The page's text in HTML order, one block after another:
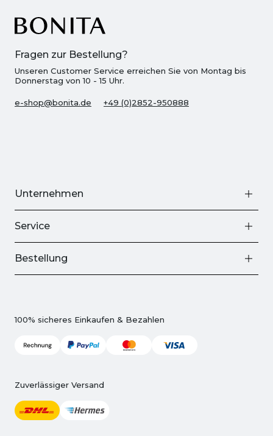
Fragen zur Bestellung?
Unseren Customer Service erreichen Sie von Montag bis
Donnerstag von 10 - 15 Uhr.
e-shop@bonita.de +49 (0)2852-950888
Unternehmen
Service
Bestellung
100% sicheres Einkaufen & Bezahlen
Zuverlässiger Versand